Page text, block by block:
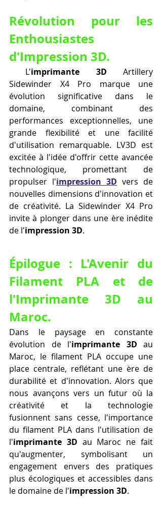
Révolution pour les
Enthousiastes
d'Impression 3D.
L'imprimante 3D Artillery
Sidewinder X4 Pro marque une
évolution significative dans le
domaine, combinant des
performances exceptionnelles, une
grande flexibilité et une facilité
d'utilisation remarquable. LV3D est
excitée à l'idée d'offrir cette avancée
technologique, promettant de
propulser l'impression 3D vers de
nouvelles dimensions d'innovation et
de créativité. La Sidewinder X4 Pro
invite à plonger dans une ère inédite
de l'impression 3D.
Épilogue : L'Avenir du
Filament PLA et de
l'Imprimante 3D au
Maroc.
Dans le paysage en constante
évolution de l'imprimante 3D au
Maroc, le filament PLA occupe une
place centrale, reflétant une ère de
durabilité et d'innovation. Alors que
nous avançons vers un futur où la
créativité et la technologie
fusionnent sans cesse, l'importance
du filament PLA dans l'utilisation de
l'imprimante 3D au Maroc ne fait
qu'augmenter, symbolisant un
engagement envers des pratiques
plus écologiques et accessibles dans
le domaine de l'impression 3D.